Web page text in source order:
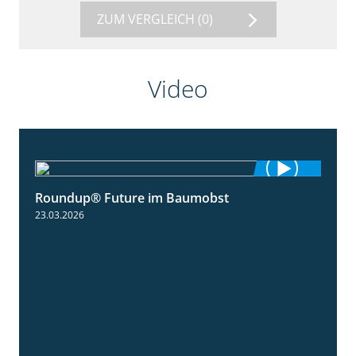
ZUM VERGLEICH (0)
Video
Roundup® Future im Baumobst
23.03.2026